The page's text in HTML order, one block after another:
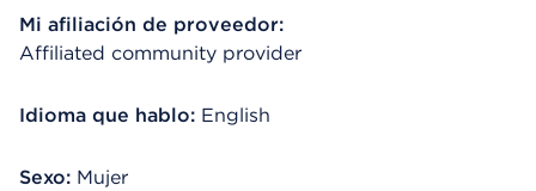
Mi afiliación de proveedor:
Affiliated community provider
Idioma que hablo: English
Sexo: Mujer